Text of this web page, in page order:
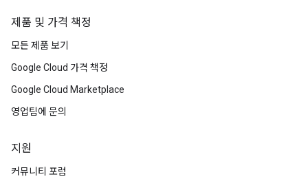
제품 및 가격 책정
모든 제품 보기
Google Cloud 가격 책정
Google Cloud Marketplace
영업팀에 문의
지원
커뮤니티 포럼